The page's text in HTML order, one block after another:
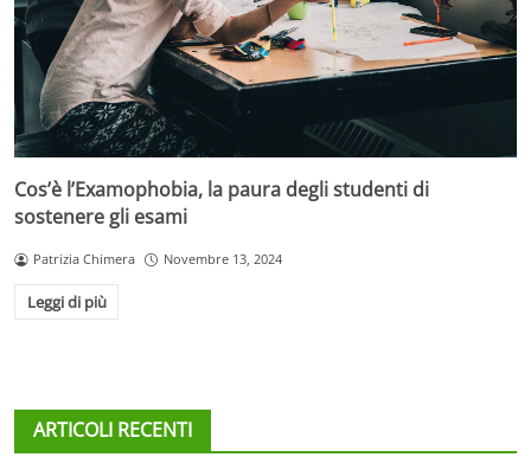
Cos’è l’Examophobia, la paura degli studenti di
sostenere gli esami
Patrizia Chimera Novembre 13, 2024
Leggi di più
ARTICOLI RECENTI